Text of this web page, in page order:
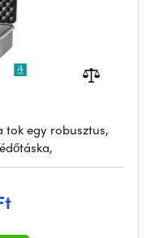
tok egy robusztus,